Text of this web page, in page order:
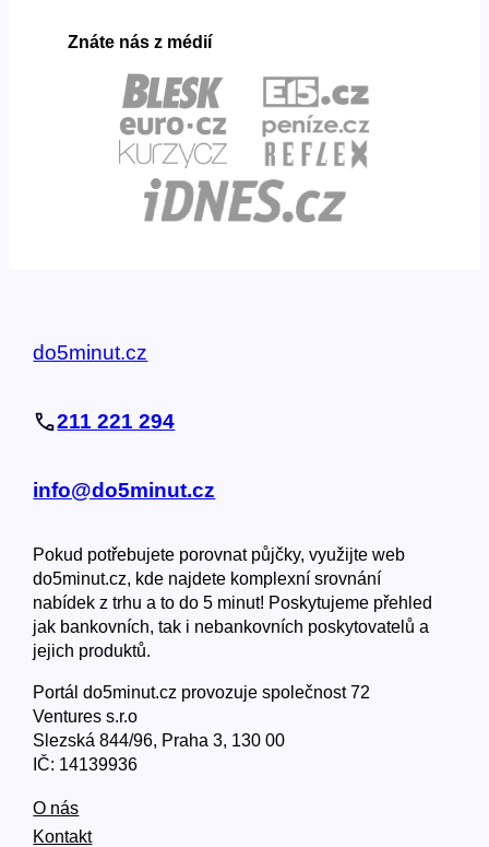
Znáte nás z médií
do5minut.cz
211 221 294
info@do5minut.cz
Pokud potřebujete porovnat půjčky, využijte web
do5minut.cz, kde najdete komplexní srovnání
nabídek z trhu a to do 5 minut! Poskytujeme přehled
jak bankovních, tak i nebankovních poskytovatelů a
jejich produktů.
Portál do5minut.cz provozuje společnost 72
Ventures s.r.o
Slezská 844/96, Praha 3, 130 00
IČ: 14139936
O nás
Kontakt